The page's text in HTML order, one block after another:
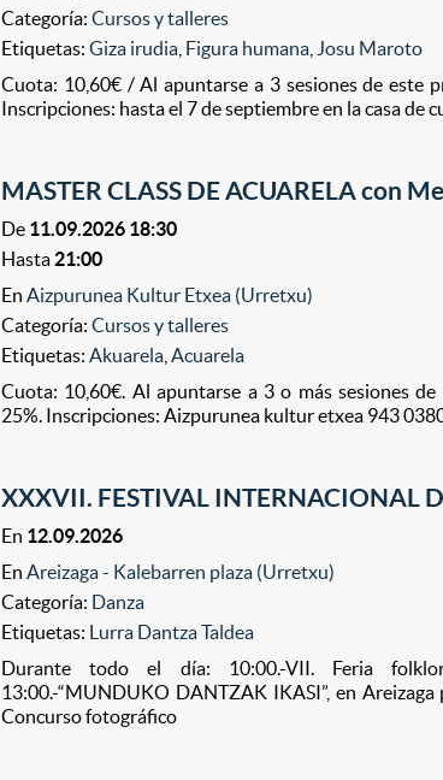
Categoría: Cursos y talleres
Etiquetas: Giza irudia Figura humana Josu Maroto
Cuota: 10,60€ / Al apuntarse a 3 sesiones de este
Inscripciones: hasta el 7 de septiembre en la casa de
MASTER CLASS DE ACUARELA con
De 11.09.2026 18:30
Hasta 21:00
En Aizpurunea Kultur Etxea (Urretxu)
Categoría: Cursos y talleres
Etiquetas: Akuarela Acuarela
Cuota: 10,60€. Al apuntarse a 3 o más sesiones
25%. Inscripciones: Aizpurunea kultur etxea 943
XXXVII. FESTIVAL INTERNACIONAL
En 12.09.2026
En Areizaga - Kalebarren plaza (Urretxu)
Categoría: Danza
Etiquetas: Lurra Dantza Taldea
Durante todo el día: 10:00.-VII. Feria
13:00.-“MUNDUKO DANTZAK IKASI”, en
Concurso fotográfico